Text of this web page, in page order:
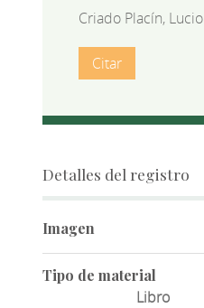
Criado Placín, Lucio
Citar
Detalles del registro
Imagen
Tipo de material
Libro